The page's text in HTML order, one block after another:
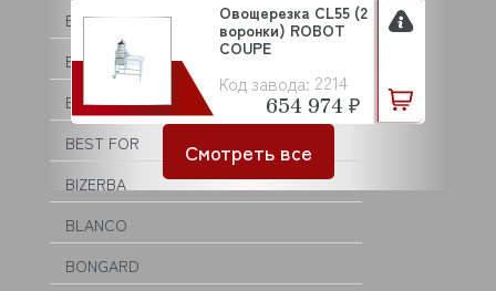
BEKO
BERTOS
BESSERVACUUM
BEST FOR
BIZERBA
BLANCO
BONGARD
Код завода: 2214
Овощерезка CL55 (2
воронки) ROBOT
COUPE
654 974 ₽
Смотреть все